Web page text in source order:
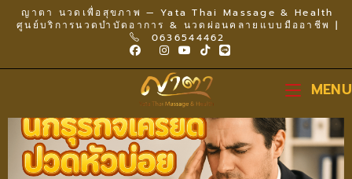
ญาตา นวดเพื่อสุขภาพ — Yata Thai Massage & Health
ศูนย์บริการนวดบำบัดอาการ & นวดผ่อนคลายแบบมืออาชีพ |
0636544462
MENU